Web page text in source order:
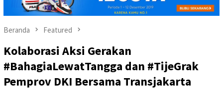
Beranda Featured
Kolaborasi Aksi Gerakan
#BahagiaLewatTangga dan #TijeGrak
Pemprov DKI Bersama Transjakarta